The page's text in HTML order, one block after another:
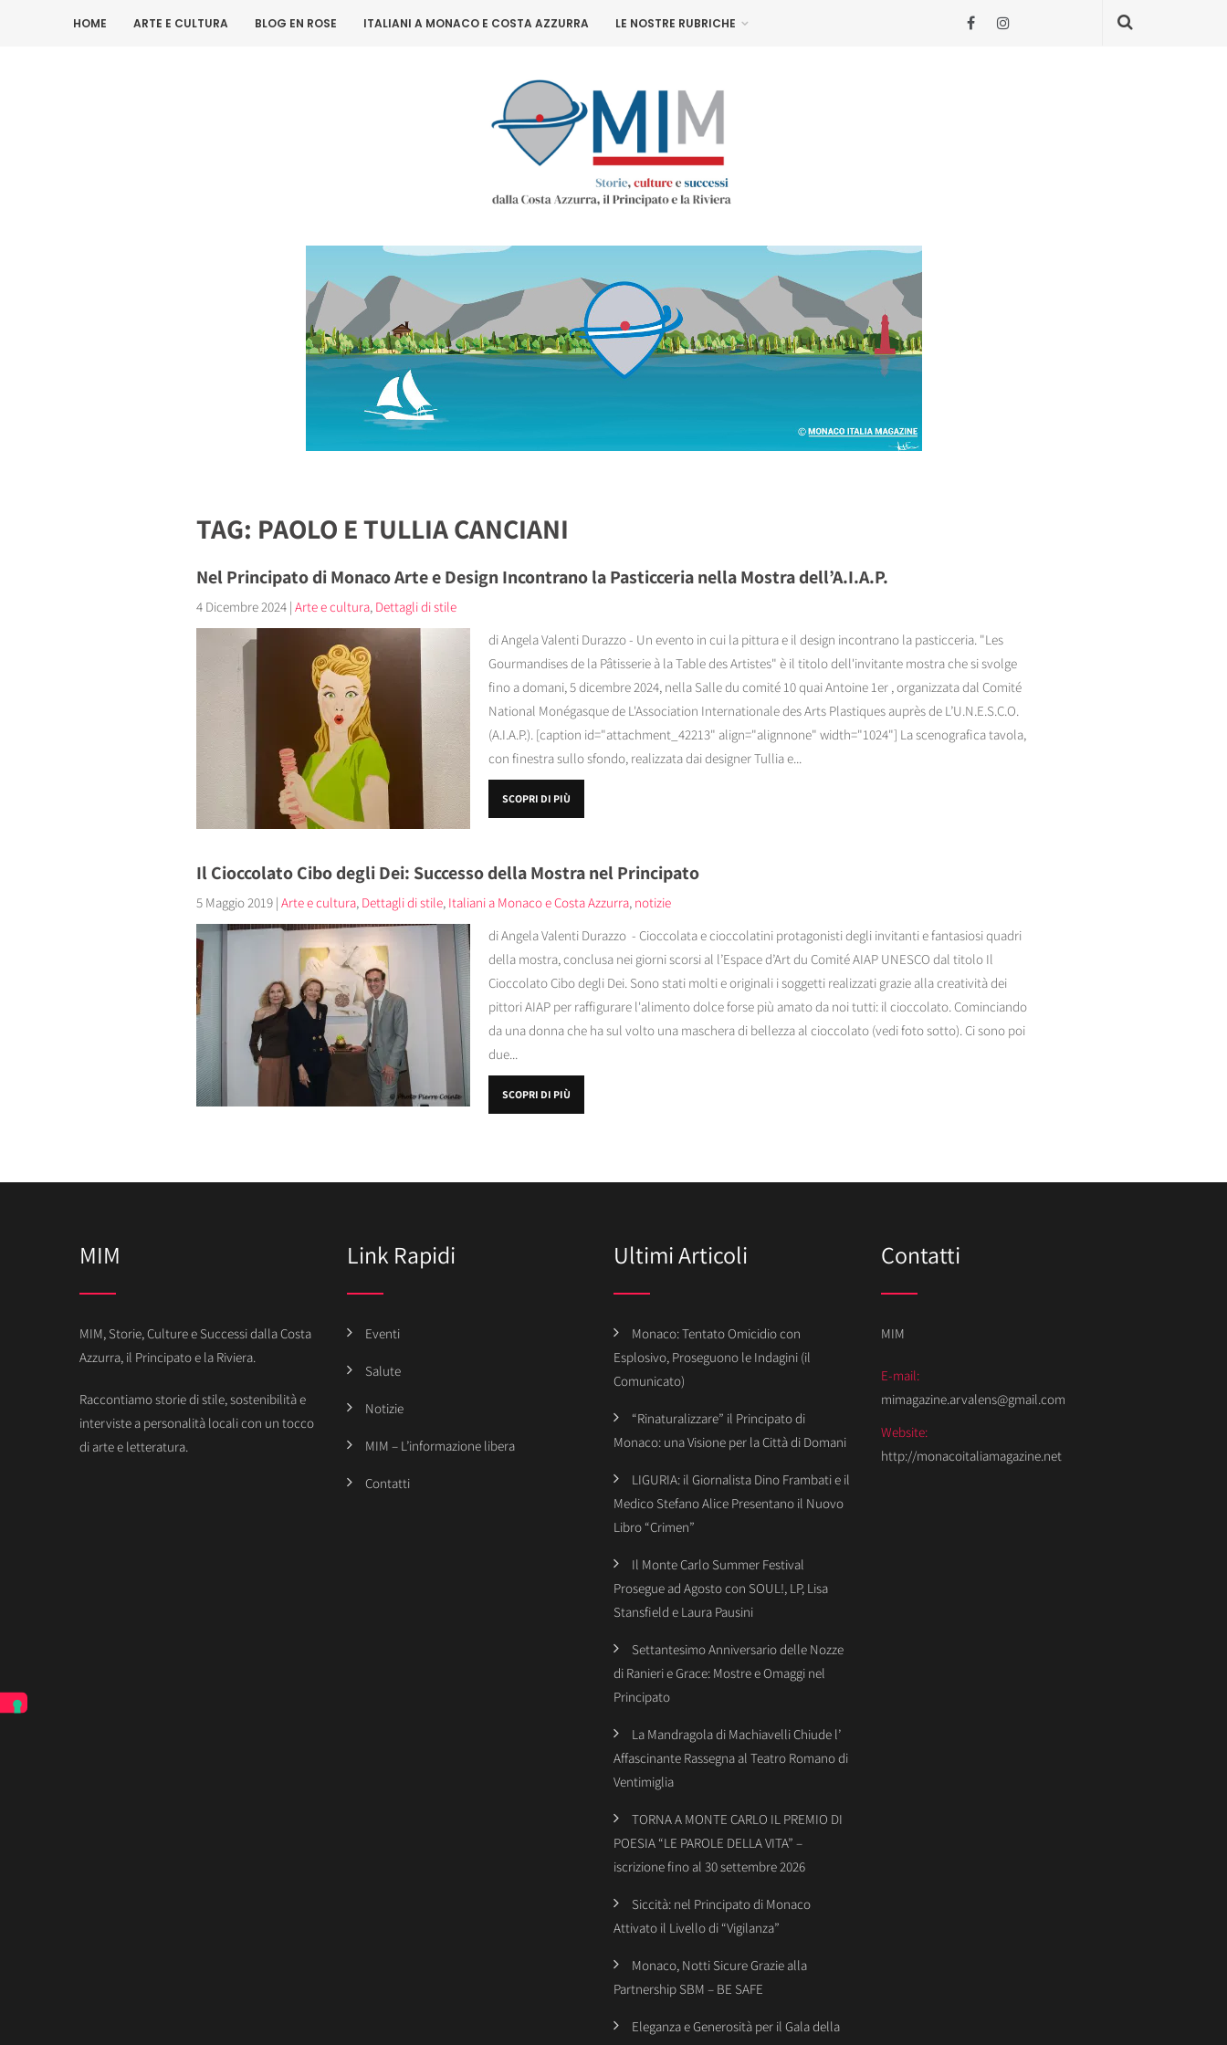
HOME ARTE E CULTURA BLOG EN ROSE ITALIANI A MONACO E COSTA AZZURRA LE NOSTRE RUBRICHE
TAG: PAOLO E TULLIA CANCIANI
Nel Principato di Monaco Arte e Design Incontrano la Pasticceria nella Mostra dell’A.I.A.P.
4 Dicembre 2024 | Arte e cultura, Dettagli di stile
di Angela Valenti Durazzo - Un evento in cui la pittura e il design incontrano la pasticceria. "Les
Gourmandises de la Pâtisserie à la Table des Artistes" è il titolo dell'invitante mostra che si svolge
fino a domani, 5 dicembre 2024, nella Salle du comité 10 quai Antoine 1er , organizzata dal Comité
National Monégasque de L'Association Internationale des Arts Plastiques auprès de L’U.N.E.S.C.O.
(A.I.A.P.). [caption id="attachment_42213" align="alignnone" width="1024"] La scenografica tavola,
con finestra sullo sfondo, realizzata dai designer Tullia e...
SCOPRI DI PIÙ
Il Cioccolato Cibo degli Dei: Successo della Mostra nel Principato
5 Maggio 2019 | Arte e cultura, Dettagli di stile, Italiani a Monaco e Costa Azzurra, notizie
di Angela Valenti Durazzo - Cioccolata e cioccolatini protagonisti degli invitanti e fantasiosi quadri
della mostra, conclusa nei giorni scorsi al l’Espace d’Art du Comité AIAP UNESCO dal titolo Il
Cioccolato Cibo degli Dei. Sono stati molti e originali i soggetti realizzati grazie alla creatività dei
pittori AIAP per raffigurare l'alimento dolce forse più amato da noi tutti: il cioccolato. Cominciando
da una donna che ha sul volto una maschera di bellezza al cioccolato (vedi foto sotto). Ci sono poi
due...
SCOPRI DI PIÙ
MIM
MIM, Storie, Culture e Successi dalla Costa
Azzurra, il Principato e la Riviera.
Raccontiamo storie di stile, sostenibilità e
interviste a personalità locali con un tocco
di arte e letteratura.
Link Rapidi
Eventi
Salute
Notizie
MIM – L’informazione libera
Contatti
Ultimi Articoli
Monaco: Tentato Omicidio con
Esplosivo, Proseguono le Indagini (il
Comunicato)
“Rinaturalizzare” il Principato di
Monaco: una Visione per la Città di Domani
LIGURIA: il Giornalista Dino Frambati e il
Medico Stefano Alice Presentano il Nuovo
Libro “Crimen”
Il Monte Carlo Summer Festival
Prosegue ad Agosto con SOUL!, LP, Lisa
Stansfield e Laura Pausini
Settantesimo Anniversario delle Nozze
di Ranieri e Grace: Mostre e Omaggi nel
Principato
La Mandragola di Machiavelli Chiude l’
Affascinante Rassegna al Teatro Romano di
Ventimiglia
TORNA A MONTE CARLO IL PREMIO DI
POESIA “LE PAROLE DELLA VITA” –
iscrizione fino al 30 settembre 2026
Siccità: nel Principato di Monaco
Attivato il Livello di “Vigilanza”
Monaco, Notti Sicure Grazie alla
Partnership SBM – BE SAFE
Eleganza e Generosità per il Gala della
Contatti
MIM
E-mail:
mimagazine.arvalens@gmail.com
Website:
http://monacoitaliamagazine.net